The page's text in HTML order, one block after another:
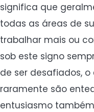
significa que
todas as áreas de
trabalhar mais ou
sob este signo
de ser desafiados,
raramente são
entusiasmo